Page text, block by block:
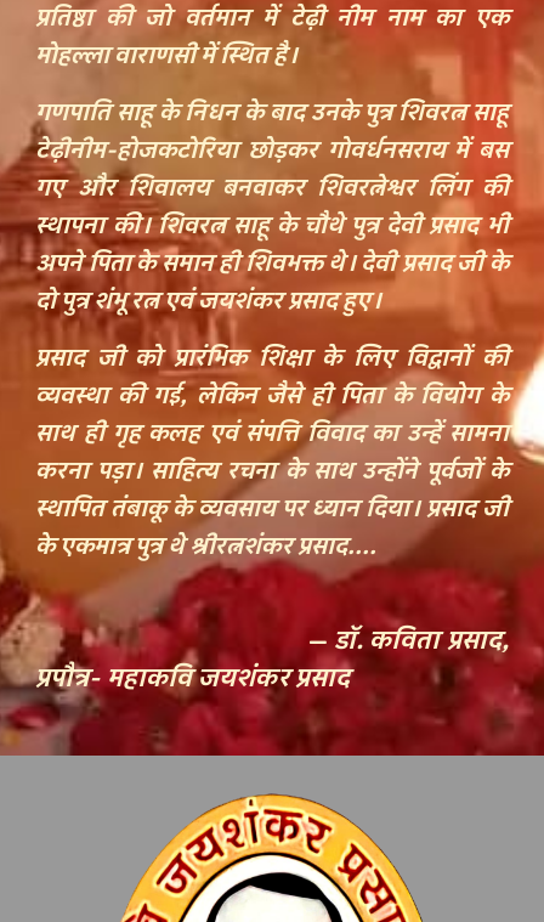
प्रतिष्ठा की जो वर्तमान में टेढ़ी नीम नाम का एक
मोहल्ला वाराणसी में स्थित है।
गणपाति साहू के निधन के बाद उनके पुत्र शिवरत्न साहू
टेढ़ीनीम-होजकटोरिया छोड़करगोवर्धनसरायमें बस
गए और शिवालय बनवाकर शिवरत्नेश्वर लिंग की
स्थापना की। शिवरत्न साहू के चौथे पुत्र देवी प्रसाद भी
अपने पिता के समान ही शिवभक्त थे। देवी प्रसाद जी के
दो पुत्र शंभू रत्नएवंजयशंकर प्रसाद हुए।
प्रसाद जी को प्रारंभिक शिक्षा के लिए विद्वानों की
व्यवस्था की गई, लेकिन जैसे ही पिता केवियोग के
साथही गृह कलह एवं संपत्ति विवाद का उन्हें सामना
करना पड़ा। साहित्य रचना केसाथउन्होंने पूर्वजों के
स्थापिततंबाकूके व्यवसाय पर ध्यान दिया। प्रसाद जी
के एकमात्र पुत्र थे श्रीरत्नशंकर प्रसाद....
— डॉ. कविता प्रसाद,
प्रपौत्र-महाकवि जयशंकर प्रसाद